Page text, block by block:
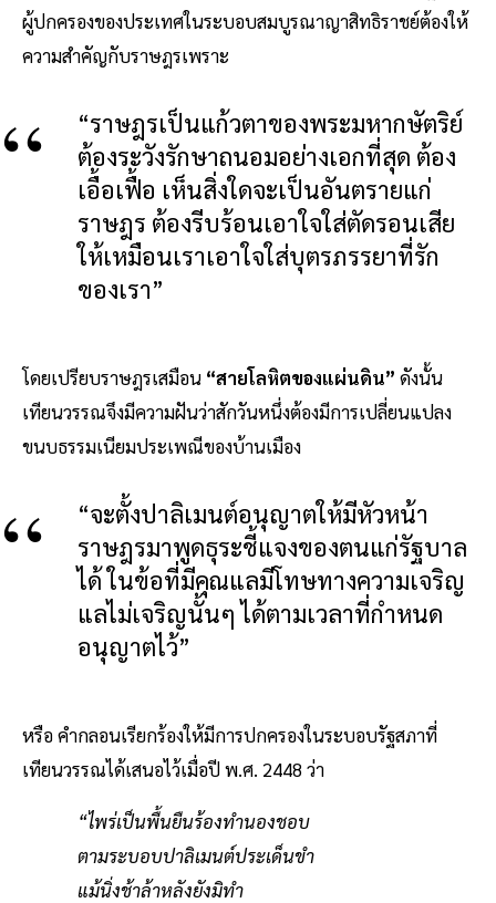
ผู้ปกครองของประเทศในระบอบสมบูรณาญาสิทธิราชย์ต้องให้
ความสำคัญกับราษฎรเพราะ
“ราษฎรเป็นแก้วตาของพระมหากษัตริย์
ต้องระวังรักษาถนอมอย่างเอกที่สุด ต้อง
เอื้อเฟื้อ เห็นสิ่งใดจะเป็นอันตรายแก่
ราษฎร ต้องรีบร้อนเอาใจใส่ตัดรอนเสีย
ให้เหมือนเราเอาใจใส่บุตรภรรยาที่รัก
ของเรา”
โดยเปรียบราษฎรเสมือน “สายโลหิตของแผ่นดิน” ดังนั้น
เทียนวรรณจึงมีความฝันว่าสักวันหนึ่งต้องมีการเปลี่ยนแปลง
ขนบธรรมเนียมประเพณีของบ้านเมือง
“จะตั้งปาลิเมนต์อนุญาตให้มีหัวหน้า
ราษฎรมาพูดธุระชี้แจงของตนแก่รัฐบาล
ได้ ในข้อที่มีคุณแลมีโทษทางความเจริญ
แลไม่เจริญนั้นๆ ได้ตามเวลาที่กำหนด
อนุญาตไว้”
หรือ คำกลอนเรียกร้องให้มีการปกครองในระบอบรัฐสภาที่
เทียนวรรณได้เสนอไว้เมื่อปี พ.ศ. 2448 ว่า
“ไพร่เป็นพื้นยืนร้องทำนองชอบ
ตามระบอบปาลิเมนต์ประเด็นขำ
แม้นิ่งช้าล้าหลังยังมิทำ